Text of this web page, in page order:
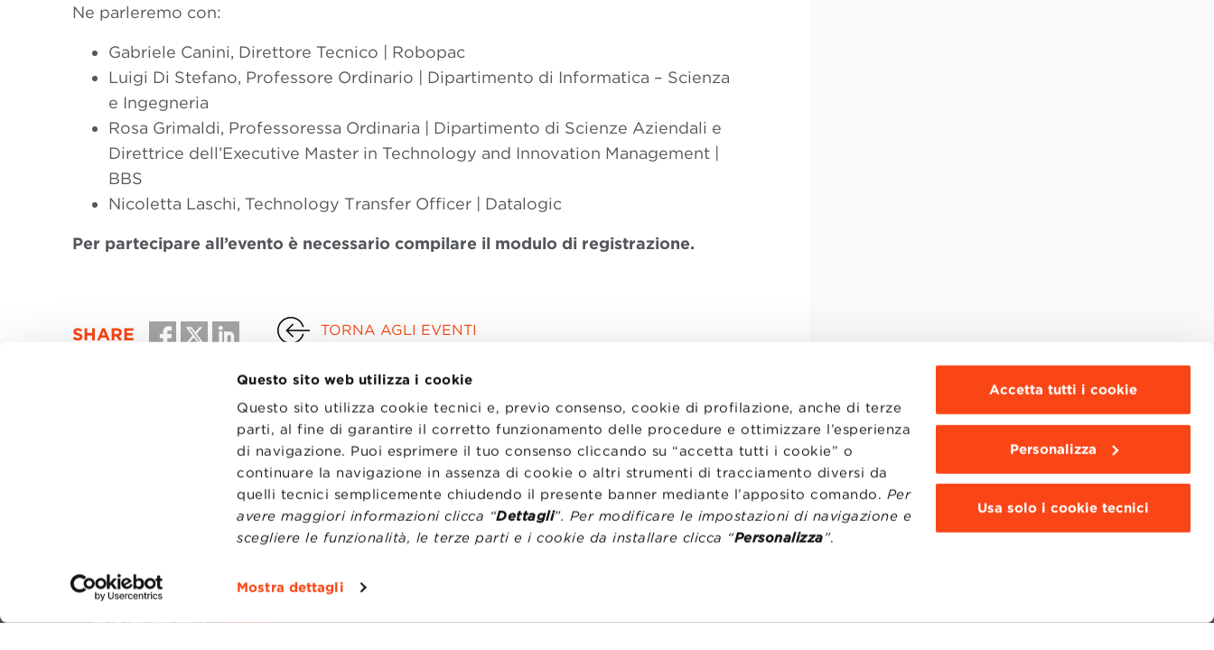
Questo sito web utilizza i cookie
Questo sito utilizza cookie tecnici e, previo consenso, cookie di profilazione, anche di terze
parti, al fine di garantire il corretto funzionamento delle procedure e ottimizzare l’esperienza
di navigazione. Puoi esprimere il tuo consenso cliccando su “accetta tutti i cookie” o
continuare la navigazione in assenza di cookie o altri strumenti di tracciamento diversi da
quelli tecnici semplicemente chiudendo il presente banner mediante l’apposito comando. Per
avere maggiori informazioni clicca “Dettagli”. Per modificare le impostazioni di navigazione e
scegliere le funzionalità, le terze parti e i cookie da installare clicca “Personalizza”.
Mostra dettagli
Accetta tutti i cookie
Personalizza
Usa solo i cookie tecnici
Ne parleremo con:
Gabriele Canini, Direttore Tecnico | Robopac
Luigi Di Stefano, Professore Ordinario | Dipartimento di Informatica – Scienza
e Ingegneria
Rosa Grimaldi, Professoressa Ordinaria | Dipartimento di Scienze Aziendali e
Direttrice dell’Executive Master in Technology and Innovation Management |
BBS
Nicoletta Laschi, Technology Transfer Officer | Datalogic
Per partecipare all’evento è necessario compilare il modulo di registrazione.
SHARE TORNA AGLI EVENTI
TRASPARENZA
PRIVACY